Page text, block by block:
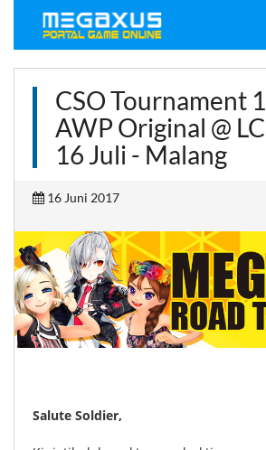
CSO Tournament
AWP Original @
16 Juli - Malang
16 Juni 2017
Salute Soldier,